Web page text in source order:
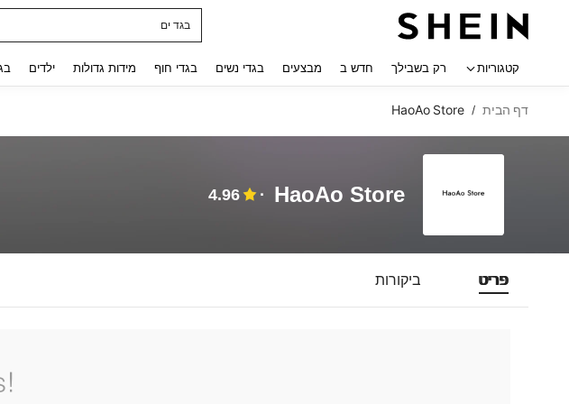
בגד ים
קטגוריות רק בשבילך חדש ב מבצעים בגדי נשים בגדי חוף מידות גדולות ילדים
דף הבית /
HaoAo Store
HaoAo Store
4.96
פריט ביקורות